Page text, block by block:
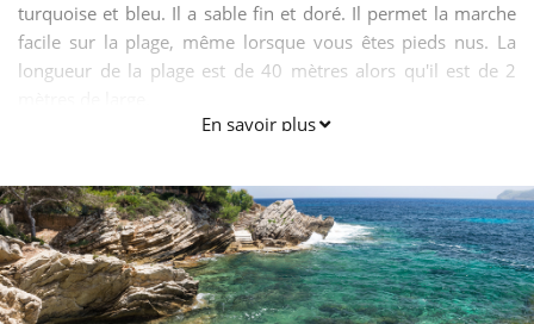
turquoise et bleu. Il a sable fin et doré. Il permet la marche
facile sur la plage, même lorsque vous êtes pieds nus. La
longueur de la plage est de 40 mètres alors qu'il est de 2
En savoir plus